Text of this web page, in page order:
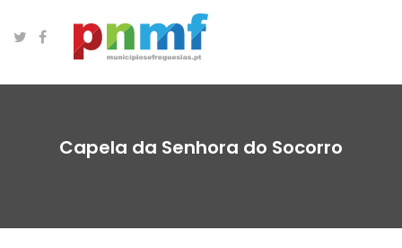
Capela da Senhora do Socorro